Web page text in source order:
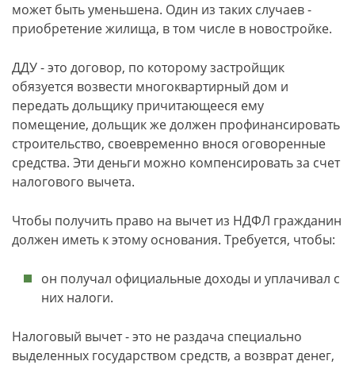
может быть уменьшена. Один из таких случаев -
приобретение жилища, в том числе в новостройке.
ДДУ - это договор, по которому застройщик
обязуется возвести многоквартирный дом и
передать дольщику причитающееся ему
помещение, дольщик же должен профинансировать
строительство, своевременно внося оговоренные
средства. Эти деньги можно компенсировать за счет
налогового вычета.
Чтобы получить право на вычет из НДФЛ гражданин
должен иметь к этому основания. Требуется, чтобы:
он получал официальные доходы и уплачивал с
них налоги.
Налоговый вычет - это не раздача специально
выделенных государством средств, а возврат денег,